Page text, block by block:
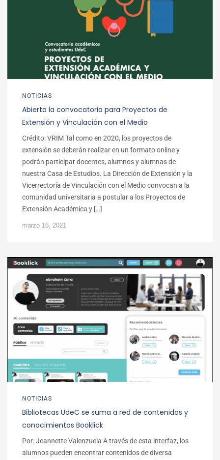
NOTICIAS
Abierta la convocatoria para Proyectos de
Extensión y Vinculación con el Medio
Crédito: VRIM Tal como en 2020, los proyectos de
extensión se deberán realizar en un formato online y
podrán participar docentes, alumnos y alumnas de
nuestra Casa de Estudios. La Dirección de Extensión y la
Vicerrectoría de Vinculación con el Medio convocan a la
comunidad universitaria a postular a los Proyectos de
Extensión Académica y […]
marzo 16, 2021
NOTICIAS
Bibliotecas UdeC se suma a red de contenidos y
conocimientos Booklick
Por: Jeannette Valenzuela A través de esta interfaz, los
alumnos pueden encontrar contenidos de diversa